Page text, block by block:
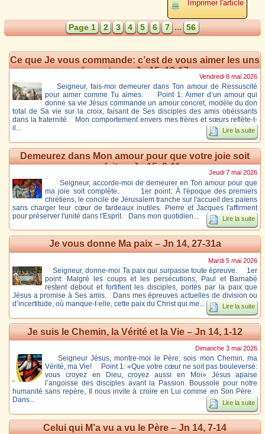
Imprimer l'article
Page 1 2 3 4 5 6 7 ... 56
Ce que Je vous commande: c’est de vous aimer les uns
les autres – Jn 15, 12-17
Vendredi 8 mai 2026
Seigneur, fais-moi demeurer dans Ton amour de Ressuscité
pour aimer comme Tu aimes. Point 1: Aimer d’un amour qui
donne sa vie Jésus commande un amour concret, modèle du don
total de Sa vie sur la croix, faisant de Ses disciples des amis obéissants
dans la fraternité. Mon comportement envers mes frères et sœurs reflète-t-
il...
Lire la suite
Demeurez dans Mon amour pour que votre joie soit
parfaite – Jn 15, 9-11
Jeudi 7 mai 2026
Seigneur, accorde-moi de demeurer en Ton amour pour que
ma joie soit complète. 1er point: À l'époque des premiers
chrétiens, le concile de Jérusalem tranche sur l'accueil des païens
sans charger leur cœur de fardeaux inutiles. Pierre et Jacques l'affirment
pour préserver l'unité dans l'Esprit. Dans mon quotidien...
Lire la suite
Je vous donne Ma paix – Jn 14, 27-31a
Mardi 5 mai 2026
Seigneur, donne-moi Ta paix qui surpasse toute épreuve. 1er
point: Malgré les coups et les persécutions, Paul et Barnabé
restent debout et fortifient les disciples, portés par la paix que
Jésus a promise à Ses amis. Dans mes épreuves actuelles de division ou
d’incertitude, où manque-t-elle, cette paix du Christ qui me...
Lire la suite
Je suis le Chemin, la Vérité et la Vie – Jn 14, 1-12
Dimanche 3 mai 2026
Seigneur Jésus, montre-moi le Père; sois mon Chemin, ma
Vérité, ma Vie! Point 1: «Que votre cœur ne soit pas bouleversé:
vous croyez en Dieu, croyez aussi en Moi» Jésus apaise
l’angoisse des disciples avant la Passion. Boussole pour notre
humanité sans repère, Il nous invite à croire en Lui comme en Son Père.
Dans...
Lire la suite
Celui qui M’a vu a vu le Père – Jn 14, 7-14